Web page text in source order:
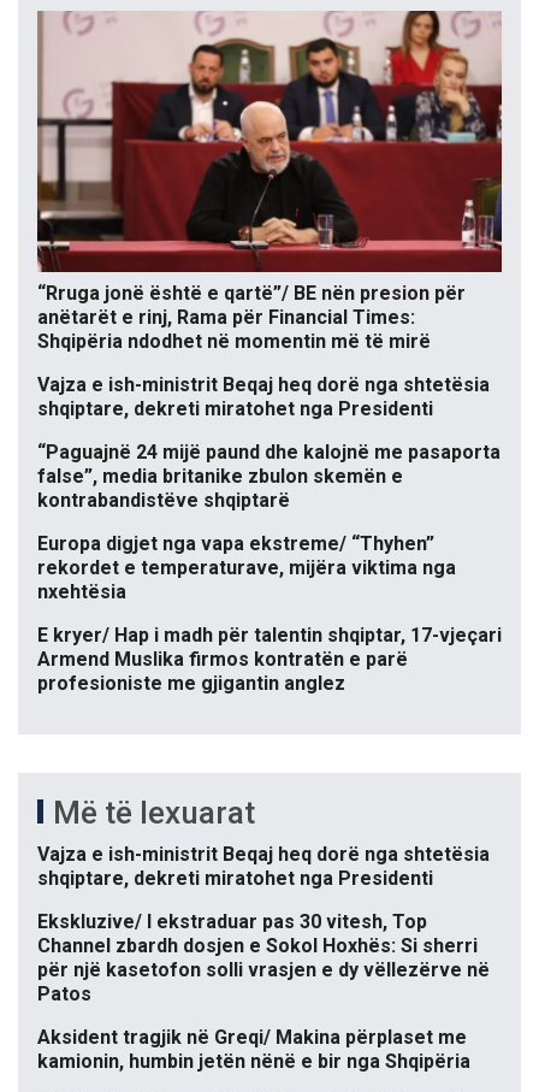
“Rruga jonë është e qartë”/ BE nën presion për
anëtarët e rinj, Rama për Financial Times:
Shqipëria ndodhet në momentin më të mirë
Vajza e ish-ministrit Beqaj heq dorë nga shtetësia
shqiptare, dekreti miratohet nga Presidenti
“Paguajnë 24 mijë paund dhe kalojnë me pasaporta
false”, media britanike zbulon skemën e
kontrabandistëve shqiptarë
Europa digjet nga vapa ekstreme/ “Thyhen”
rekordet e temperaturave, mijëra viktima nga
nxehtësia
E kryer/ Hap i madh për talentin shqiptar, 17-vjeçari
Armend Muslika firmos kontratën e parë
profesioniste me gjigantin anglez
Më të lexuarat
Vajza e ish-ministrit Beqaj heq dorë nga shtetësia
shqiptare, dekreti miratohet nga Presidenti
Ekskluzive/ I ekstraduar pas 30 vitesh, Top
Channel zbardh dosjen e Sokol Hoxhës: Si sherri
për një kasetofon solli vrasjen e dy vëllezërve në
Patos
Aksident tragjik në Greqi/ Makina përplaset me
kamionin, humbin jetën nënë e bir nga Shqipëria